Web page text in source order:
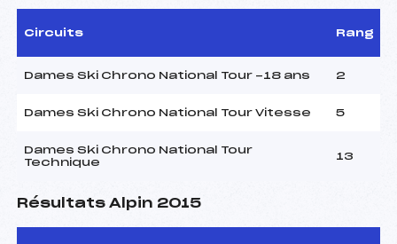
Circuits Rang
Dames Ski Chrono National Tour -18 ans 2
Dames Ski Chrono National Tour Vitesse 5
Dames Ski Chrono National Tour
Technique
13
Résultats Alpin 2015